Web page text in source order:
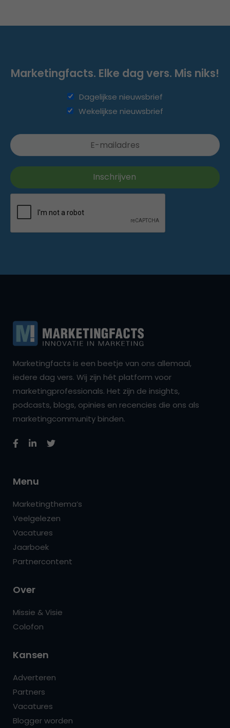
Marketingfacts. Elke dag vers. Mis niks!
Dagelijkse nieuwsbrief
Wekelijkse nieuwsbrief
Marketingfacts is een beetje van ons allemaal,
iedere dag vers. Wij zijn hét platform voor
marketingprofessionals. Het zijn de insights,
podcasts, blogs, opinies en recencies die ons als
marketingcommunity binden.
Menu
Marketingthema’s
Veelgelezen
Vacatures
Jaarboek
Partnercontent
Over
Missie & Visie
Colofon
Kansen
Adverteren
Partners
Vacatures
Blogger worden